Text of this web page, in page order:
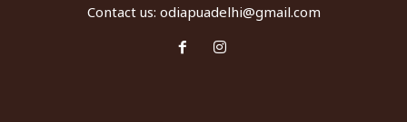
Contact us: odiapuadelhi@gmail.com